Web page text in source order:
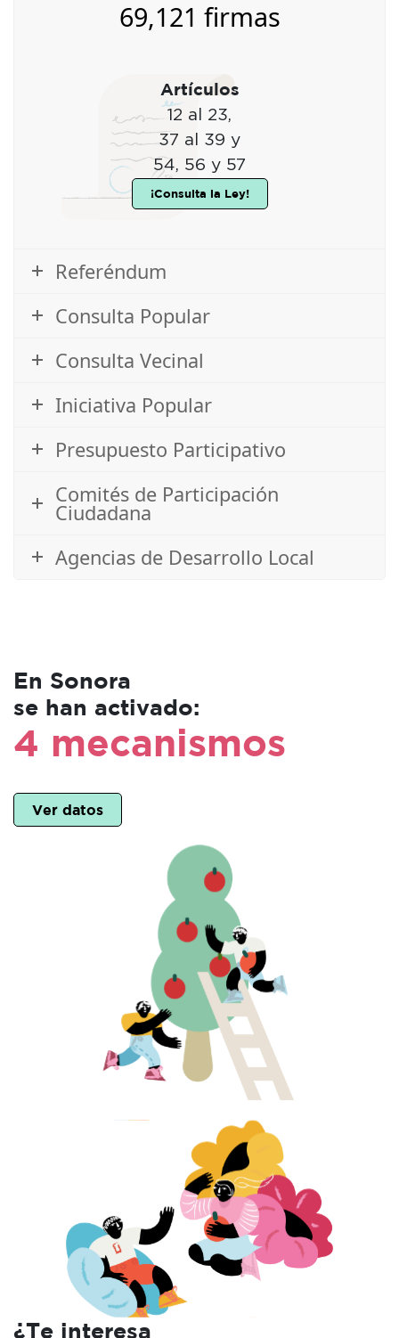
69,121 firmas
Artículos
12 al 23,
37 al 39 y
54, 56 y 57
¡Consulta la Ley!
Referéndum
Consulta Popular
Consulta Vecinal
Iniciativa Popular
Presupuesto Participativo
Comités de Participación
Ciudadana
Agencias de Desarrollo Local
En Sonora
se han activado:
4 mecanismos
Ver datos
¿Te interesa